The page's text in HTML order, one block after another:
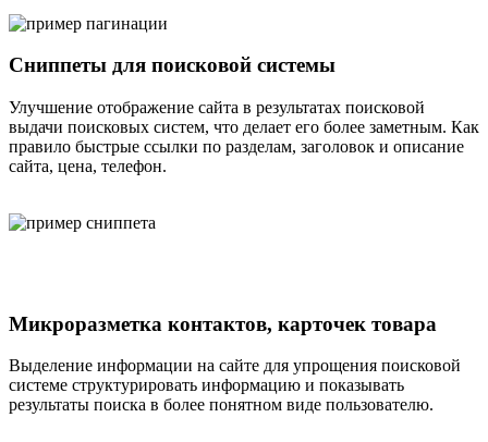
Сниппеты для поисковой системы
Улучшение отображение сайта в результатах поисковой
выдачи поисковых систем, что делает его более заметным. Как
правило быстрые ссылки по разделам, заголовок и описание
сайта, цена, телефон.
Микроразметка контактов, карточек товара
Выделение информации на сайте для упрощения поисковой
системе структурировать информацию и показывать
результаты поиска в более понятном виде пользователю.